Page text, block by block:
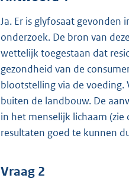
Ja. Er is glyfosaat
onderzoek. De bron van
wettelijk toegestaan dat
gezondheid van de
blootstelling via de
buiten de landbouw. De
in het menselijk lichaam
resultaten goed te kunnen
Vraag 2